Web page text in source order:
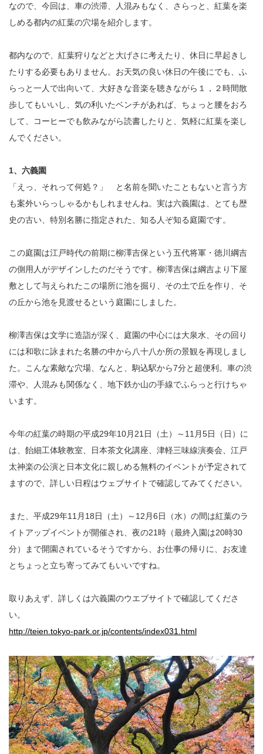
なので、今回は、車の渋滞、人混みもなく、さらっと、紅葉を楽
しめる都内の紅葉の穴場を紹介します。
都内なので、紅葉狩りなどと大げさに考えたり、休日に早起きし
たりする必要もありません。お天気の良い休日の午後にでも、ふ
らっと一人で出向いて、大好きな音楽を聴きながら１，２時間散
歩してもいいし、気の利いたベンチがあれば、ちょっと腰をおろ
して、コーヒーでも飲みながら読書したりと、気軽に紅葉を楽し
んでください。
1、六義園
「えっ、それって何処？」 と名前を聞いたこともないと言う方
も案外いらっしゃるかもしれませんね。実は六義園は、とても歴
史の古い、特別名勝に指定された、知る人ぞ知る庭園です。
この庭園は江戸時代の前期に柳澤吉保という五代将軍・徳川綱吉
の側用人がデザインしたのだそうです。柳澤吉保は綱吉より下屋
敷として与えられたこの場所に池を掘り、その土で丘を作り、そ
の丘から池を見渡せるという庭園にしました。
柳澤吉保は文学に造詣が深く、庭園の中心には大泉水、その回り
には和歌に詠まれた名勝の中から八十八か所の景観を再現しまし
た。こんな素敵な穴場、なんと、駒込駅から7分と超便利。車の渋
滞や、人混みも関係なく、地下鉄か山の手線でふらっと行けちゃ
います。
今年の紅葉の時期の平成29年10月21日（土）～11月5日（日）に
は、飴細工体験教室、日本茶文化講座、津軽三味線演奏会、江戸
太神楽の公演と日本文化に親しめる無料のイベントが予定されて
ますので、詳しい日程はウェブサイトで確認してみてください。
また、平成29年11月18日（土）～12月6日（水）の間は紅葉のラ
イトアップイベントが開催され、夜の21時（最終入園は20時30
分）まで開園されているそうですから、お仕事の帰りに、お友達
とちょっと立ち寄ってみてもいいですね。
取りあえず、詳しくは六義園のウエブサイトで確認してくださ
い。
http://teien.tokyo-park.or.jp/contents/index031.html